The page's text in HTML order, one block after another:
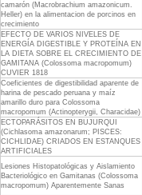
camarón (Macrobrachium amazonicum.
Heller) en la alimentacion de porcinos en
crecimiento
EFECTO DE VARIOS NIVELES DE
ENERGÍA DIGESTIBLE Y PROTEÍNA EN
LA DIETA SOBRE EL CRECIMIENTO DE
GAMITANA (Colossoma macropomum)
CUVIER 1818
Coeficientes de digestibilidad aparente de
harina de pescado peruana y maíz
amarillo duro para Colossoma
macropomum (Actinopterygii, Characidae)
ECTOPARÁSITOS EN BUJURQUI
(Cichlasoma amazonarum; PISCES:
CICHLIDAE) CRIADOS EN ESTANQUES
ARTIFICIALES
Lesiones Histopatológicas y Aislamiento
Bacteriológico en Gamitanas (Colossoma
macropomum) Aparentemente Sanas